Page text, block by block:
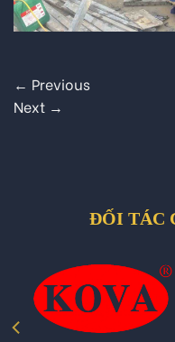
← Previous
Next →
ĐỐI TÁC